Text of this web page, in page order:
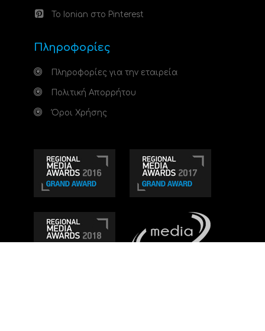
Το Ionian στο Pinterest
Πληροφορίες
Πληροφορίες για την εταιρεία
Πολιτική Απορρήτου
Όροι Χρήσης